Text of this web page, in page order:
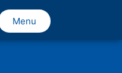
Menu